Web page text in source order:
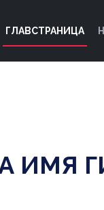
ГЛАВСТРАНИЦА
ИМЯ